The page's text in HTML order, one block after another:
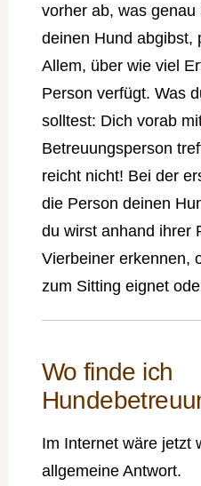
vorher ab, was
deinen Hund abgibst,
Allem, über wie viel
Person verfügt. Was
solltest: Dich vorab
Betreuungsperson
reicht nicht! Bei der
die Person deinen
du wirst anhand ihrer
Vierbeiner erkennen,
zum Sitting eignet
Wo finde ich
Im Internet wäre jetzt
allgemeine Antwort.